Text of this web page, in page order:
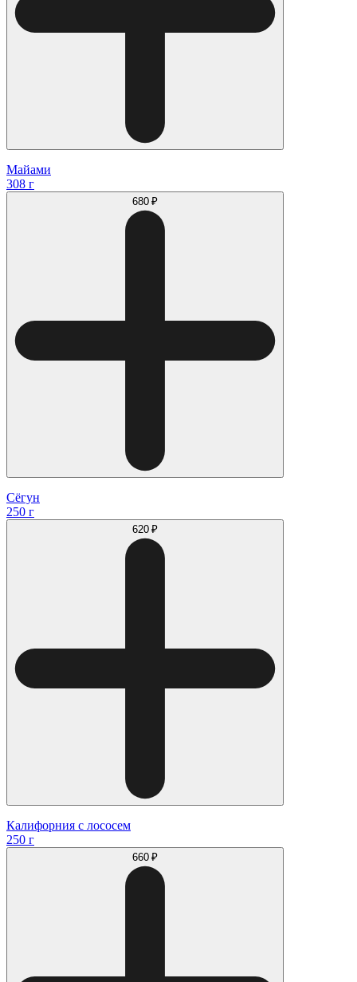
Майами
308 г
680 ₽
Сёгун
250 г
620 ₽
Калифорния с лососем
250 г
660 ₽